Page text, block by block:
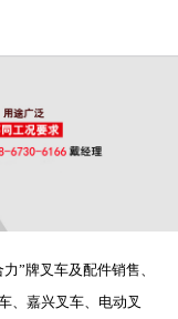
”牌叉车及配件销售、
、嘉兴叉车、电动叉